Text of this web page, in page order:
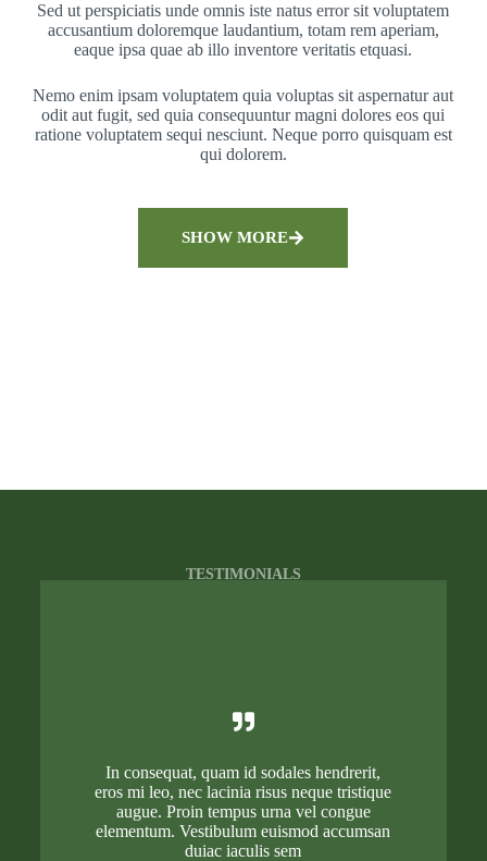
Sed ut perspiciatis unde omnis iste natus error sit voluptatem
accusantium doloremque laudantium, totam rem aperiam,
eaque ipsa quae ab illo inventore veritatis etquasi.
Nemo enim ipsam voluptatem quia voluptas sit aspernatur aut
odit aut fugit, sed quia consequuntur magni dolores eos qui
ratione voluptatem sequi nesciunt. Neque porro quisquam est
qui dolorem.
SHOW MORE
TESTIMONIALS
In consequat, quam id sodales hendrerit,
eros mi leo, nec lacinia risus neque tristique
augue. Proin tempus urna vel congue
elementum. Vestibulum euismod accumsan
duiac iaculis sem